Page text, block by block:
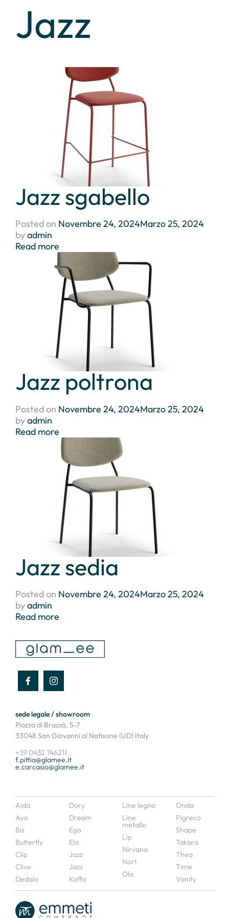
Jazz
Jazz sgabello
Posted on Novembre 24, 2024Marzo 25, 2024
byadmin
Read more
Jazz poltrona
Posted on Novembre 24, 2024Marzo 25, 2024
byadmin
Read more
Jazz sedia
Posted on Novembre 24, 2024Marzo 25, 2024
byadmin
Read more
sede legale / showroom
Piazza di Brazzà, 5-7
33048 San Giovanni al Natisone (UD) Italy
+39 0432 746211
f.pittia@glamee.it
e.carcasio@glamee.it
Aida
Ava
Bis
Butterfly
Clip
Clive
Dedalo
Dory
Dream
Ego
Ela
Jazz
Jazz
Kaffa
Line legno
Line
metallo
Lip
Nirvana
Nort
Ola
Onda
Pigreco
Shape
Takara
Thea
Time
Vanity